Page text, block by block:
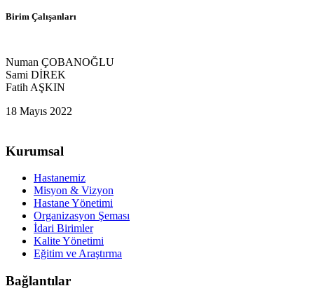
Birim Çalışanları
Numan ÇOBANOĞLU
Sami DİREK
Fatih AŞKIN
18 Mayıs 2022
Kurumsal
Hastanemiz
Misyon & Vizyon
Hastane Yönetimi
Organizasyon Şeması
İdari Birimler
Kalite Yönetimi
Eğitim ve Araştırma
Bağlantılar